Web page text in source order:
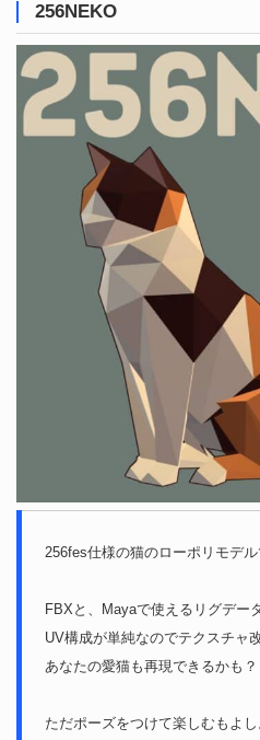
256NEKO
256fes仕様の猫のローポリモデル
FBXと、Mayaで使えるリグデー
UV構成が単純なのでテクスチャ
あなたの愛猫も再現できるかも？
ただポーズをつけて楽しむもよし